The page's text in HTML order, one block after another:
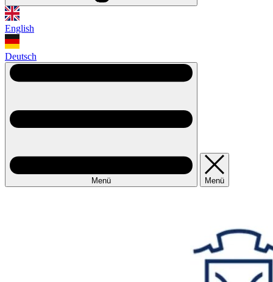
English
Deutsch
Menü Menü